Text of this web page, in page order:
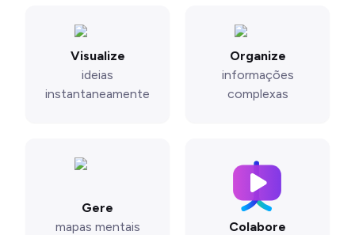
Visualize
ideias
instantaneamente
Organize
informações
complexas
Gere
mapas mentais
Colabore